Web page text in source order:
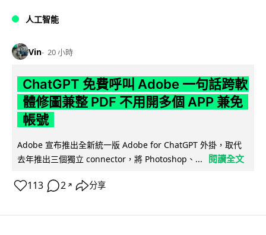
人工智能
Vin 20 小時
ChatGPT 免費呼叫 Adobe 一句話跨軟
體修圖兼整 PDF 不用開多個 APP 兼免
帳號
Adobe 宣布推出全新統一版 Adobe for ChatGPT 外掛，取代
去年推出三個獨立 connector，將 Photoshop、...
閱讀全文
113 2 ↗ 分享